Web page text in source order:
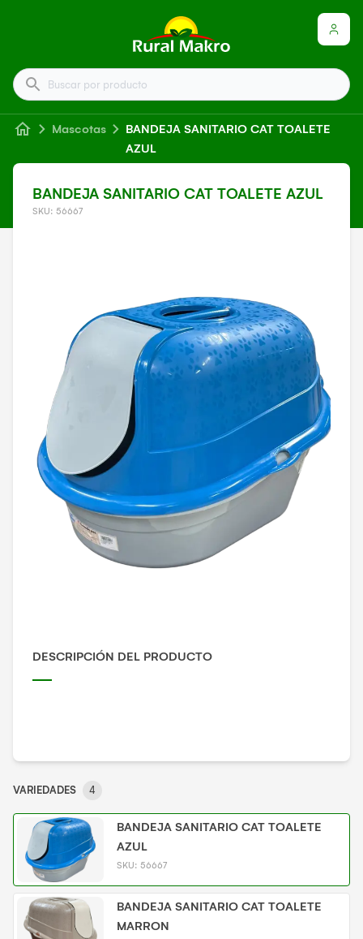
Buscar por producto
Mascotas
BANDEJA SANITARIO CAT TOALETE
AZUL
BANDEJA SANITARIO CAT TOALETE AZUL
SKU: 56667
DESCRIPCIÓN DEL PRODUCTO
VARIEDADES 4
BANDEJA SANITARIO CAT TOALETE
AZUL
SKU: 56667
BANDEJA SANITARIO CAT TOALETE
MARRON